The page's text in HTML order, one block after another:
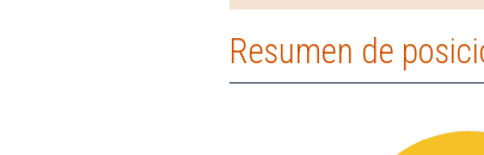
Resumen de